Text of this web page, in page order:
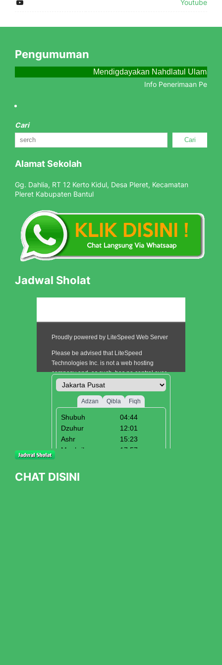
Youtube
Pengumuman
Mendigdayakan Nahdlatul Ulama
Info Penerimaan
Cari
Cari
Alamat Sekolah
Gg. Dahlia, RT 12 Kerto Kidul, Desa Pleret, Kecamatan
Pleret Kabupaten Bantul
Jadwal Sholat
CHAT DISINI